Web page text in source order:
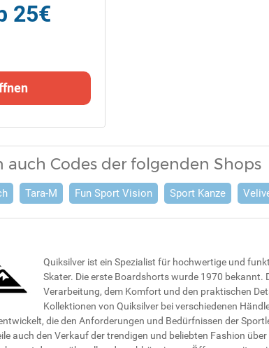
25€
auch Codes der folgenden Shops
Tara-M Fun Sport Vision Sport Kanze
Quiksilver ist ein Spezialist für hochwertige und
Skater. Die erste Boardshorts wurde 1970 bekannt.
Verarbeitung, dem Komfort und den praktischen
Kollektionen von Quiksilver bei verschiedenen
die den Anforderungen und Bedürfnissen der
auch den Verkauf der trendigen und beliebten Fashion